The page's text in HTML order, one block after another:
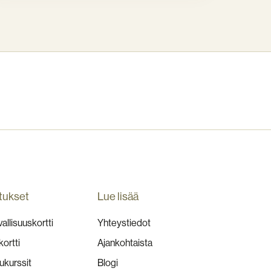
Lue lisää
Yhteystiedot
Ajankohtaista
Blogi